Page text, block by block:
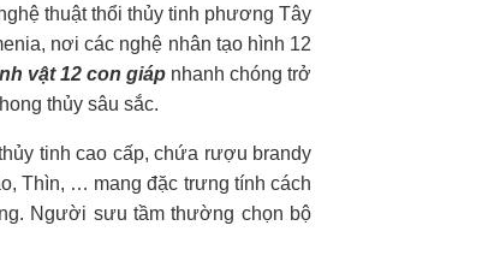
thuật thổi thủy tinh phương Tây
nơi các nghệ nhân tạo hình 12
vật 12 con giápnhanh chóng trở
thủy sâu sắc.
tinh cao cấp, chứa rượu brandy
Thìn, … mang đặc trưng tính cách
Người sưu tầm thường chọn bộ